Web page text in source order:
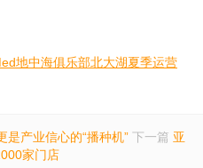
地中海俱乐部北大湖夏季运营
是产业信心的“播种机” 下一篇 亚
家门店